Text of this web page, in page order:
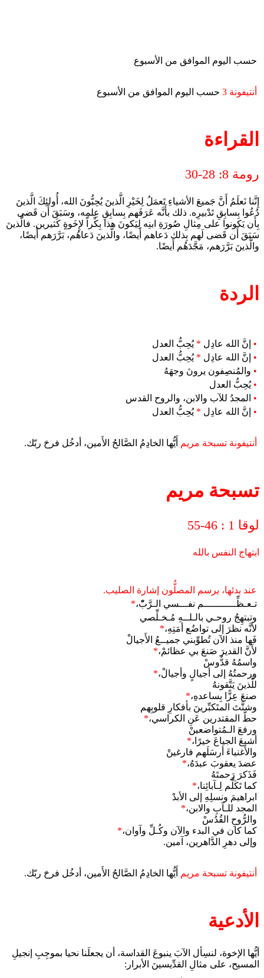
حسب اليوم الموافق من الأسبوع
أنتيفونة 3 حسب اليوم الموافق من الأسبوع
القراءة
رومة 8: 28-30
إِنَّنا نَعلَمُ أَنَّ جَميعَ الأشياءِ تَعمَلُ لِخَيْرِ الَّذينَ يُحِبُّونَ الله، أُولئِكَ الَّذينَ
دُعُوا بِسابِقِ تَدْبيرِه. ذلك بأَنَّه عَرَفَهم بِسابِقِ عِلمِه، وسَبَقَ أَن قَضى
بِأَن يَكونوا على مِثالِ صُورَةِ ابنِه لِيَكونَ هذا بِكْراً لإِخَوةٍ كَثيرين. فالَّذينَ
سَبَقَ أَن قَضى لَهم بِذلك دَعاهم أَيضًا، والَّذينَ دَعاهُم، بَرَّرَهم أَيضًا،
والَّذينَ بَرَّرَهم، مَجَّدَهُم أَيضًا.
الردة
• إنَّ الله عادِل * يُحِبُّ العدل
• إنَّ الله عادِل * يُحِبُّ العدل
• والمُنصِفون يرونَ وجهَهُ
• يُحِبُّ العدل
• المجدُ للآب والابن، والروح القدس
• إنَّ الله عادِل * يُحِبُّ العدل
أنتيفونة تسبحة مريم أَيُّها الخادِمُ الصَّالحُ الأَمين، أدخُل فرحَ ربّك.
تسبحة مريم
لوقا 1 : 46-55
ابتهاج النفس بالله
عند بدئها، يرسم المصلُّون إشارة الصليب.
تـعـظِّـــــــــــم نفـــسي الـرَّبّْ،*
وتبتهِجُ روحـي بالـلــهِ مُـخـلِّصي
لأنَّه نظرَ إلى تواضُع أمَتِهِ،*
فَها منذ الآن تُطوِّبني جميــعُ الأَجيالْ
لأَنَّ القديرَ صَنعَ بي عظائمْ،*
واسمُهُ قدُّوسْ
ورحمتُهُ إلى أجيالٍ وأجيالْ،*
للَّذينَ يَتَّقونهُ
صنعَ عِزًّا بِساعدهِ،*
وشتَّتَ المتَكبِّرينَ بأفكارِ قلوبِهم
حطَّ المقتدرين عَنِ الكراسي،*
ورفعَ الـمُتواضعينْ
أشبعَ الجياعَ خيرًا،*
والأَغنياءَ أرسَلَهم فارغينْ
عضدَ يعقوبَ عبدَهُ،*
فَذَكرَ رَحمتَهُ
كما تَكَلَّم لِـآبائِنا،*
ابراهيمَ ونسلِهِ إلى الأبدْ
المجد للـآبِ والابن،*
والرُّوحِ القُدُسْ
كما كان في البدء والآن وكُـلِّ وآوان،*
وإلى دهرِ الدَّاهرين، آمين.
أنتيفونة تسبحة مريم أَيُّها الخادِمُ الصَّالحُ الأَمين، أدخُل فرحَ ربّك.
الأدعية
أيُّها الإخوة، لنسِأل الآبَ ينبوعَ القداسة، أن يجعلَنا نحيا بموجِبِ إنجيلِ
المسيح، على مثالِ القدِّيسينَ الأبرار: